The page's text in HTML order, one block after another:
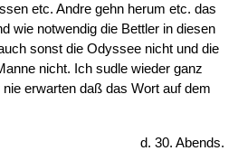
etc. Andre gehn herum etc. das
wie notwendig die Bettler in diesen
sonst die Odyssee nicht und die
nicht. Ich sudle wieder ganz
erwarten daß das Wort auf dem
d. 30. Abends.